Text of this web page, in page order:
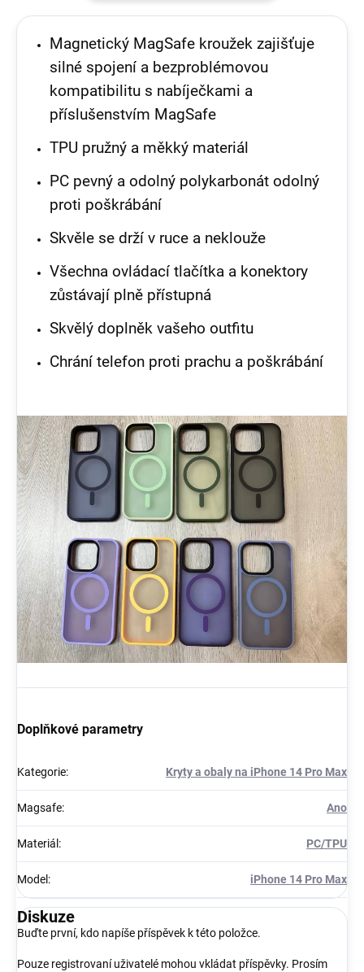
Magnetický MagSafe kroužek zajišťuje
silné spojení a bezproblémovou
kompatibilitu s nabíječkami a
příslušenstvím MagSafe
TPU pružný a měkký materiál
PC pevný a odolný polykarbonát odolný
proti poškrábání
Skvěle se drží v ruce a neklouže
Všechna ovládací tlačítka a konektory
zůstávají plně přístupná
Skvělý doplněk vašeho outfitu
Chrání telefon proti prachu a poškrábání
Doplňkové parametry
Kategorie: Kryty a obaly na iPhone 14 Pro Max
Magsafe: Ano
Materiál : PC/TPU
Model : iPhone 14 Pro Max
Diskuze
Buďte první, kdo napíše příspěvek k této položce.
Pouze registrovaní uživatelé mohou vkládat příspěvky. Prosím